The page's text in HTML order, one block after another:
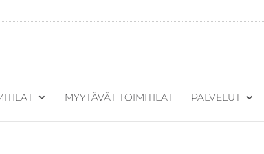
MYYTÄVÄT TOIMITILAT PALVELUT